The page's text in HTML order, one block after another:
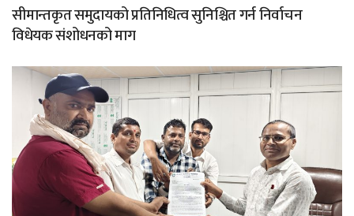
सीमान्तकृत समुदायको प्रतिनिधित्व सुनिश्चित गर्न निर्वाचन
विधेयक संशोधनको माग